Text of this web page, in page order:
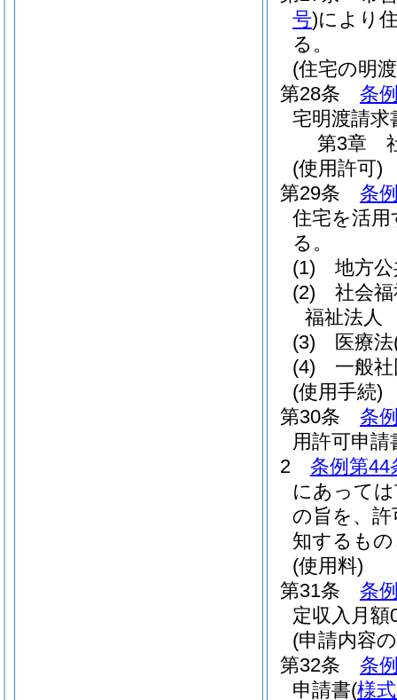
号)により
る。
(住宅の明
第28条
条
宅明渡請求
第3章
(使用許可)
第29条
条
住宅を活
る。
(1)
地方
(2)
社会
福祉法人
(3)
医療法
(4)
一般
(使用手続)
第30条
条
用許可申請
2
条例第44
にあって
の旨を、
知するも
(使用料)
第31条
条
定収入月
(申請内容
第32条
条
申請書(様